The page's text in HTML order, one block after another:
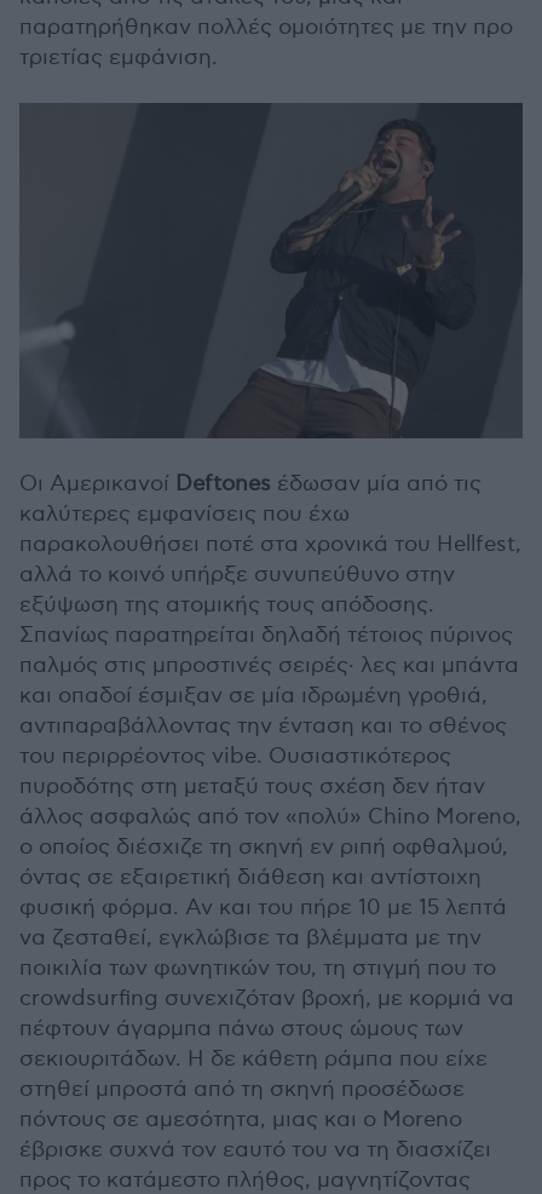
παρατηρήθηκαν πολλές ομοιότητες με την προ
τριετίας εμφάνιση.
Οι Αμερικανοί Deftones έδωσαν μία από τις
καλύτερες εμφανίσεις που έχω
παρακολουθήσει ποτέ στα χρονικά του Hellfest,
αλλά το κοινό υπήρξε συνυπεύθυνο στην
εξύψωση της ατομικής τους απόδοσης.
Σπανίως παρατηρείται δηλαδή τέτοιος πύρινος
παλμός στις μπροστινές σειρές· λες και μπάντα
και οπαδοί έσμιξαν σε μία ιδρωμένη γροθιά,
αντιπαραβάλλοντας την ένταση και το σθένος
του περιρρέοντος vibe. Ουσιαστικότερος
πυροδότης στη μεταξύ τους σχέση δεν ήταν
άλλος ασφαλώς από τον «πολύ» Chino Moreno,
ο οποίος διέσχιζε τη σκηνή εν ριπή οφθαλμού,
όντας σε εξαιρετική διάθεση και αντίστοιχη
φυσική φόρμα. Αν και του πήρε 10 με 15 λεπτά
να ζεσταθεί, εγκλώβισε τα βλέμματα με την
ποικιλία των φωνητικών του, τη στιγμή που το
crowdsurfing συνεχιζόταν βροχή, με κορμιά να
πέφτουν άγαρμπα πάνω στους ώμους των
σεκιουριτάδων. Η δε κάθετη ράμπα που είχε
στηθεί μπροστά από τη σκηνή προσέδωσε
πόντους σε αμεσότητα, μιας και ο Moreno
έβρισκε συχνά τον εαυτό του να τη διασχίζει
προς το κατάμεστο πλήθος, μαγνητίζοντας